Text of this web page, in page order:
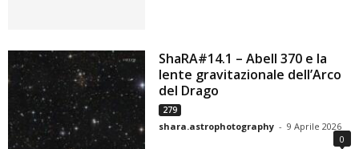
ShaRA#14.1 – Abell 370 e la
lente gravitazionale dell’Arco
del Drago
279
shara.astrophotography - 9 Aprile 2026
0